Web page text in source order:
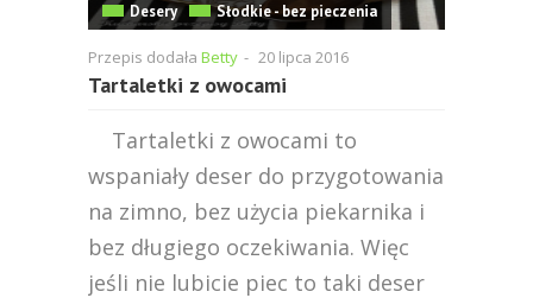
Desery Słodkie - bez pieczenia
Przepis dodała Betty - 20 lipca 2016
Tartaletki z owocami
Tartaletki z owocami to
wspaniały deser do przygotowania
na zimno, bez użycia piekarnika i
bez długiego oczekiwania. Więc
jeśli nie lubicie piec to taki deser